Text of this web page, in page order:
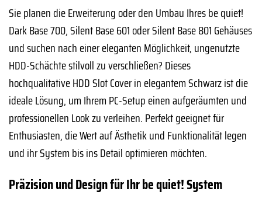
Sie planen die Erweiterung oder den Umbau Ihres be quiet!
Dark Base 700, Silent Base 601 oder Silent Base 801 Gehäuses
und suchen nach einer eleganten Möglichkeit, ungenutzte
HDD-Schächte stilvoll zu verschließen? Dieses
hochqualitative HDD Slot Cover in elegantem Schwarz ist die
ideale Lösung, um Ihrem PC-Setup einen aufgeräumten und
professionellen Look zu verleihen. Perfekt geeignet für
Enthusiasten, die Wert auf Ästhetik und Funktionalität legen
und ihr System bis ins Detail optimieren möchten.
Präzision und Design für Ihr be quiet! System